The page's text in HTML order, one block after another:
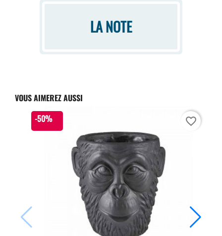
LA NOTE
VOUS AIMEREZ AUSSI
-50%
favorite_border